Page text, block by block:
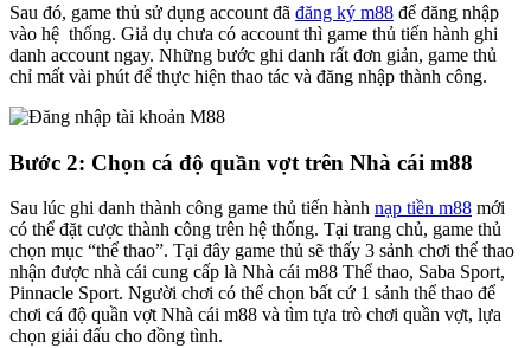
Sau đó, game thủ sử dụng account đã đăng ký m88 để đăng nhập
vào hệ thống. Giả dụ chưa có account thì game thủ tiến hành ghi
danh account ngay. Những bước ghi danh rất đơn giản, game thủ
chỉ mất vài phút để thực hiện thao tác và đăng nhập thành công.
Bước 2: Chọn cá độ quần vợt trên Nhà cái m88
Sau lúc ghi danh thành công game thủ tiến hành nạp tiền m88 mới
có thể đặt cược thành công trên hệ thống. Tại trang chủ, game thủ
chọn mục “thể thao”. Tại đây game thủ sẽ thấy 3 sảnh chơi thể thao
nhận được nhà cái cung cấp là Nhà cái m88 Thể thao, Saba Sport,
Pinnacle Sport. Người chơi có thể chọn bất cứ 1 sảnh thể thao để
chơi cá độ quần vợt Nhà cái m88 và tìm tựa trò chơi quần vợt, lựa
chọn giải đấu cho đồng tình.